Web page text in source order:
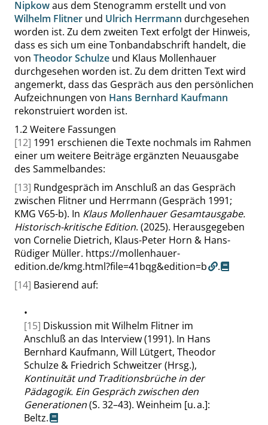
Nipkowaus dem Stenogramm erstellt und von
Wilhelm Flitner und Ulrich Herrmann durchgesehen
worden ist. Zu dem zweiten Text erfolgt der Hinweis,
dass es sich um eine Tonbandabschrift handelt, die
von Theodor Schulze und Klaus Mollenhauer
durchgesehen worden ist. Zu dem dritten Text wird
angemerkt, dass das Gespräch aus den persönlichen
Aufzeichnungen von Hans Bernhard Kaufmann
rekonstruiert worden ist.
1.2Weitere Fassungen
[12] 1991 erschienen die Texte nochmals im Rahmen
einer um weitere Beiträge ergänzten Neuausgabe
des Sammelbandes:
[13] Rundgespräch im Anschluß an das Gespräch
zwischen Flitner und Herrmann (Gespräch 1991;
KMG V65-b). In Klaus Mollenhauer Gesamtausgabe.
Historisch-kritische Edition. (2025). Herausgegeben
von Cornelie Dietrich, Klaus-Peter Horn & Hans-
Rüdiger Müller. https://mollenhauer-
edition.de/kmg.html?file=41bqg&edition=b
.
[14] Basierend auf:
•
[15] Diskussion mit Wilhelm Flitner im
Anschluß an das Interview (1991). In Hans
Bernhard Kaufmann, Will Lütgert, Theodor
Schulze & Friedrich Schweitzer (Hrsg.),
Kontinuität und Traditionsbrüche in der
Pädagogik. Ein Gespräch zwischen den
Generationen(S. 32–43). Weinheim [u. a.]:
Beltz.